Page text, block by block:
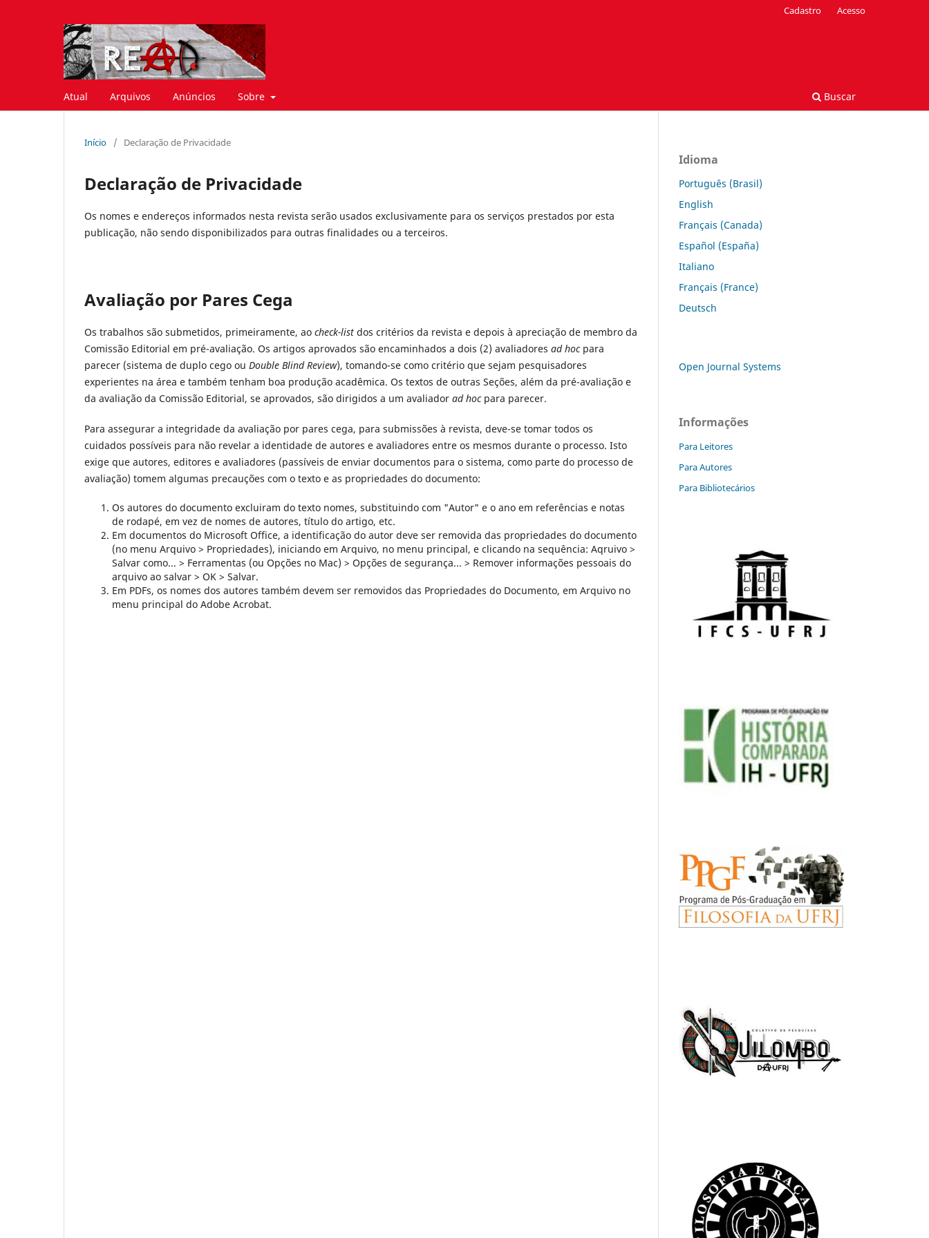
Atual Arquivos Anúncios Sobre Buscar
Cadastro Acesso
Início / Declaração de Privacidade
Declaração de Privacidade
Os nomes e endereços informados nesta revista serão usados exclusivamente para os serviços prestados por esta
publicação, não sendo disponibilizados para outras finalidades ou a terceiros.
Avaliação por Pares Cega
Os trabalhos são submetidos, primeiramente, ao check-list dos critérios da revista e depois à apreciação de membro da
Comissão Editorial em pré-avaliação. Os artigos aprovados são encaminhados a dois (2) avaliadores ad hocpara
parecer (sistema de duplo cego ou Double Blind Review), tomando-se como critério que sejam pesquisadores
experientes na área e também tenham boa produção acadêmica. Os textos de outras Seções, além da pré-avaliação e
da avaliação da Comissão Editorial, se aprovados, são dirigidos a um avaliador ad hocpara parecer.
Para assegurar a integridade da avaliação por pares cega, para submissões à revista, deve-se tomar todos os
cuidados possíveis para não revelar a identidade de autores e avaliadores entre os mesmos durante o processo. Isto
exige que autores, editores e avaliadores (passíveis de enviar documentos para o sistema, como parte do processo de
avaliação) tomem algumas precauções com o texto e as propriedades do documento:
Os autores do documento excluiram do texto nomes, substituindo com "Autor" e o ano em referências e notas
de rodapé, em vez de nomes de autores, título do artigo, etc.
Em documentos do Microsoft Office, a identificação do autor deve ser removida das propriedades do documento
(no menu Arquivo > Propriedades), iniciando em Arquivo, no menu principal, e clicando na sequência: Aqruivo >
Salvar como... > Ferramentas (ou Opções no Mac) > Opções de segurança... > Remover informações pessoais do
arquivo ao salvar > OK > Salvar.
Em PDFs, os nomes dos autores também devem ser removidos das Propriedades do Documento, em Arquivo no
menu principal do Adobe Acrobat.
Idioma
Português (Brasil)
English
Français (Canada)
Español (España)
Italiano
Français (France)
Deutsch
Open Journal Systems
Informações
Para Leitores
Para Autores
Para Bibliotecários